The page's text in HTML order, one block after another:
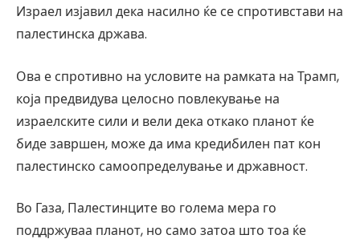
Израел изјавил дека насилно ќе се спротивстави на
палестинска држава.
Ова е спротивно на условите на рамката на Трамп,
која предвидува целосно повлекување на
израелските сили и вели дека откако планот ќе
биде завршен, може да има кредибилен пат кон
палестинско самоопределување и државност.
Во Газа, Палестинците во голема мера го
поддржуваа планот, но само затоа што тоа ќе